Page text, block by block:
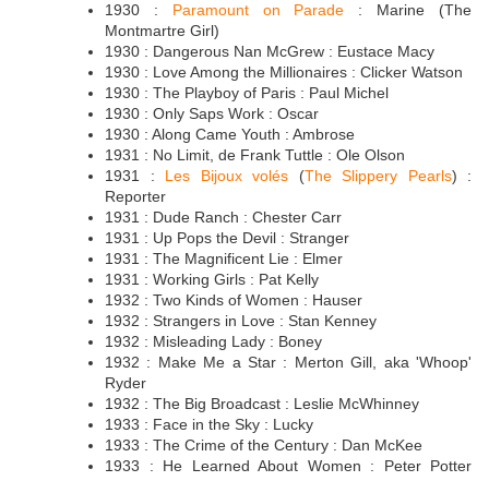
1930 : Paramount on Parade : Marine (The
Montmartre Girl)
1930 : Dangerous Nan McGrew : Eustace Macy
1930 : Love Among the Millionaires : Clicker Watson
1930 : The Playboy of Paris : Paul Michel
1930 : Only Saps Work : Oscar
1930 : Along Came Youth : Ambrose
1931 : No Limit, de Frank Tuttle : Ole Olson
1931 : Les Bijoux volés (The Slippery Pearls) :
Reporter
1931 : Dude Ranch : Chester Carr
1931 : Up Pops the Devil : Stranger
1931 : The Magnificent Lie : Elmer
1931 : Working Girls : Pat Kelly
1932 : Two Kinds of Women : Hauser
1932 : Strangers in Love : Stan Kenney
1932 : Misleading Lady : Boney
1932 : Make Me a Star : Merton Gill, aka 'Whoop'
Ryder
1932 : The Big Broadcast : Leslie McWhinney
1933 : Face in the Sky : Lucky
1933 : The Crime of the Century : Dan McKee
1933 : He Learned About Women : Peter Potter